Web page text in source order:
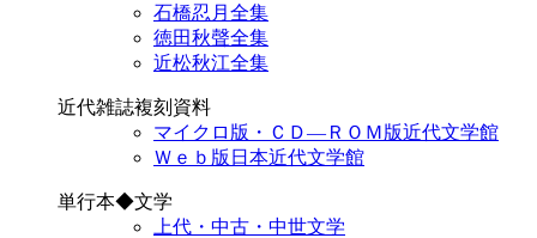
石橋忍月全集
徳田秋聲全集
近松秋江全集
近代雑誌複刻資料
マイクロ版・ＣＤ―ＲＯＭ版近代文学館
Ｗｅｂ版日本近代文学館
単行本◆文学
上代・中古・中世文学